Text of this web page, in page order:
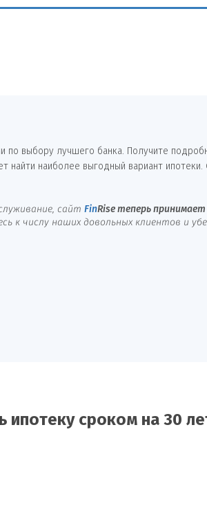
по выбору лучшего банка. Получите
наиболее выгодный вариант
сайт FinRise теперь принимает
числу наших довольных клиентов и
ипотеку сроком на 30